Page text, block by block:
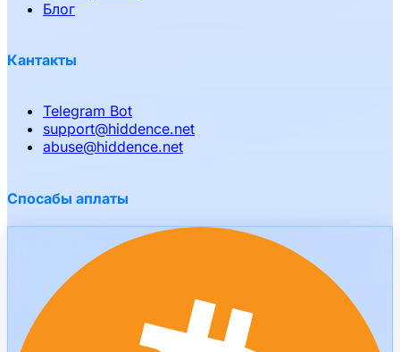
Блог
Кантакты
Telegram Bot
support@hiddence.net
abuse@hiddence.net
Спосабы аплаты